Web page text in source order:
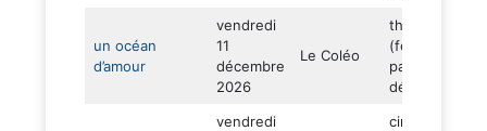
un océan
d’amour
vendredi
11
décembre
2026
Le Coléo
théâtre
(feuilles de
papier –
décalé)
vendredi
cirque